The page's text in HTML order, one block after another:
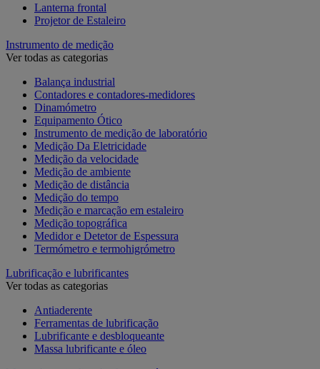
Lanterna frontal
Projetor de Estaleiro
Instrumento de medição
Ver todas as categorias
Balança industrial
Contadores e contadores-medidores
Dinamómetro
Equipamento Ótico
Instrumento de medição de laboratório
Medição Da Eletricidade
Medição da velocidade
Medição de ambiente
Medição de distância
Medição do tempo
Medição e marcação em estaleiro
Medição topográfica
Medidor e Detetor de Espessura
Termómetro e termohigrómetro
Lubrificação e lubrificantes
Ver todas as categorias
Antiaderente
Ferramentas de lubrificação
Lubrificante e desbloqueante
Massa lubrificante e óleo